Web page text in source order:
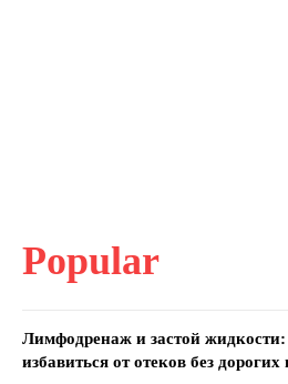
Popular
Лимфодренаж и застой
избавиться от отеков без дорогих